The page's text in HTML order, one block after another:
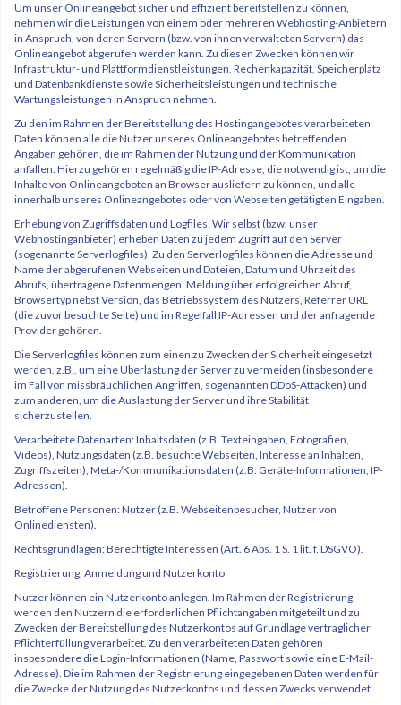
Um unser Onlineangebot sicher und effizient bereitstellen zu können,
nehmen wir die Leistungen von einem oder mehreren Webhosting-Anbietern
in Anspruch, von deren Servern (bzw. von ihnen verwalteten Servern) das
Onlineangebot abgerufen werden kann. Zu diesen Zwecken können wir
Infrastruktur- und Plattformdienstleistungen, Rechenkapazität, Speicherplatz
und Datenbankdienste sowie Sicherheitsleistungen und technische
Wartungsleistungen in Anspruch nehmen.
Zu den im Rahmen der Bereitstellung des Hostingangebotes verarbeiteten
Daten können alle die Nutzer unseres Onlineangebotes betreffenden
Angaben gehören, die im Rahmen der Nutzung und der Kommunikation
anfallen. Hierzu gehören regelmäßig die IP-Adresse, die notwendig ist, um die
Inhalte von Onlineangeboten an Browser ausliefern zu können, und alle
innerhalb unseres Onlineangebotes oder von Webseiten getätigten Eingaben.
Erhebung von Zugriffsdaten und Logfiles: Wir selbst (bzw. unser
Webhostinganbieter) erheben Daten zu jedem Zugriff auf den Server
(sogenannte Serverlogfiles). Zu den Serverlogfiles können die Adresse und
Name der abgerufenen Webseiten und Dateien, Datum und Uhrzeit des
Abrufs, übertragene Datenmengen, Meldung über erfolgreichen Abruf,
Browsertyp nebst Version, das Betriebssystem des Nutzers, Referrer URL
(die zuvor besuchte Seite) und im Regelfall IP-Adressen und der anfragende
Provider gehören.
Die Serverlogfiles können zum einen zu Zwecken der Sicherheit eingesetzt
werden, z.B., um eine Überlastung der Server zu vermeiden (insbesondere
im Fall von missbräuchlichen Angriffen, sogenannten DDoS-Attacken) und
zum anderen, um die Auslastung der Server und ihre Stabilität
sicherzustellen.
Verarbeitete Datenarten: Inhaltsdaten (z.B. Texteingaben, Fotografien,
Videos), Nutzungsdaten (z.B. besuchte Webseiten, Interesse an Inhalten,
Zugriffszeiten), Meta-/Kommunikationsdaten (z.B. Geräte-Informationen, IP-
Adressen).
Betroffene Personen: Nutzer (z.B. Webseitenbesucher, Nutzer von
Onlinediensten).
Rechtsgrundlagen: Berechtigte Interessen (Art. 6 Abs. 1 S. 1 lit. f. DSGVO).
Registrierung, Anmeldung und Nutzerkonto
Nutzer können ein Nutzerkonto anlegen. Im Rahmen der Registrierung
werden den Nutzern die erforderlichen Pflichtangaben mitgeteilt und zu
Zwecken der Bereitstellung des Nutzerkontos auf Grundlage vertraglicher
Pflichterfüllung verarbeitet. Zu den verarbeiteten Daten gehören
insbesondere die Login-Informationen (Name, Passwort sowie eine E-Mail-
Adresse). Die im Rahmen der Registrierung eingegebenen Daten werden für
die Zwecke der Nutzung des Nutzerkontos und dessen Zwecks verwendet.